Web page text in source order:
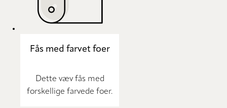
Fås med farvet foer
Dette væv fås med
forskellige farvede foer.